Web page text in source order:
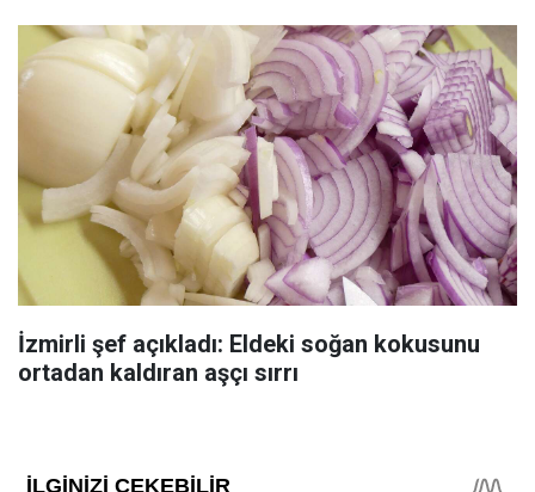
İzmirli şef açıkladı: Eldeki soğan kokusunu
ortadan kaldıran aşçı sırrı